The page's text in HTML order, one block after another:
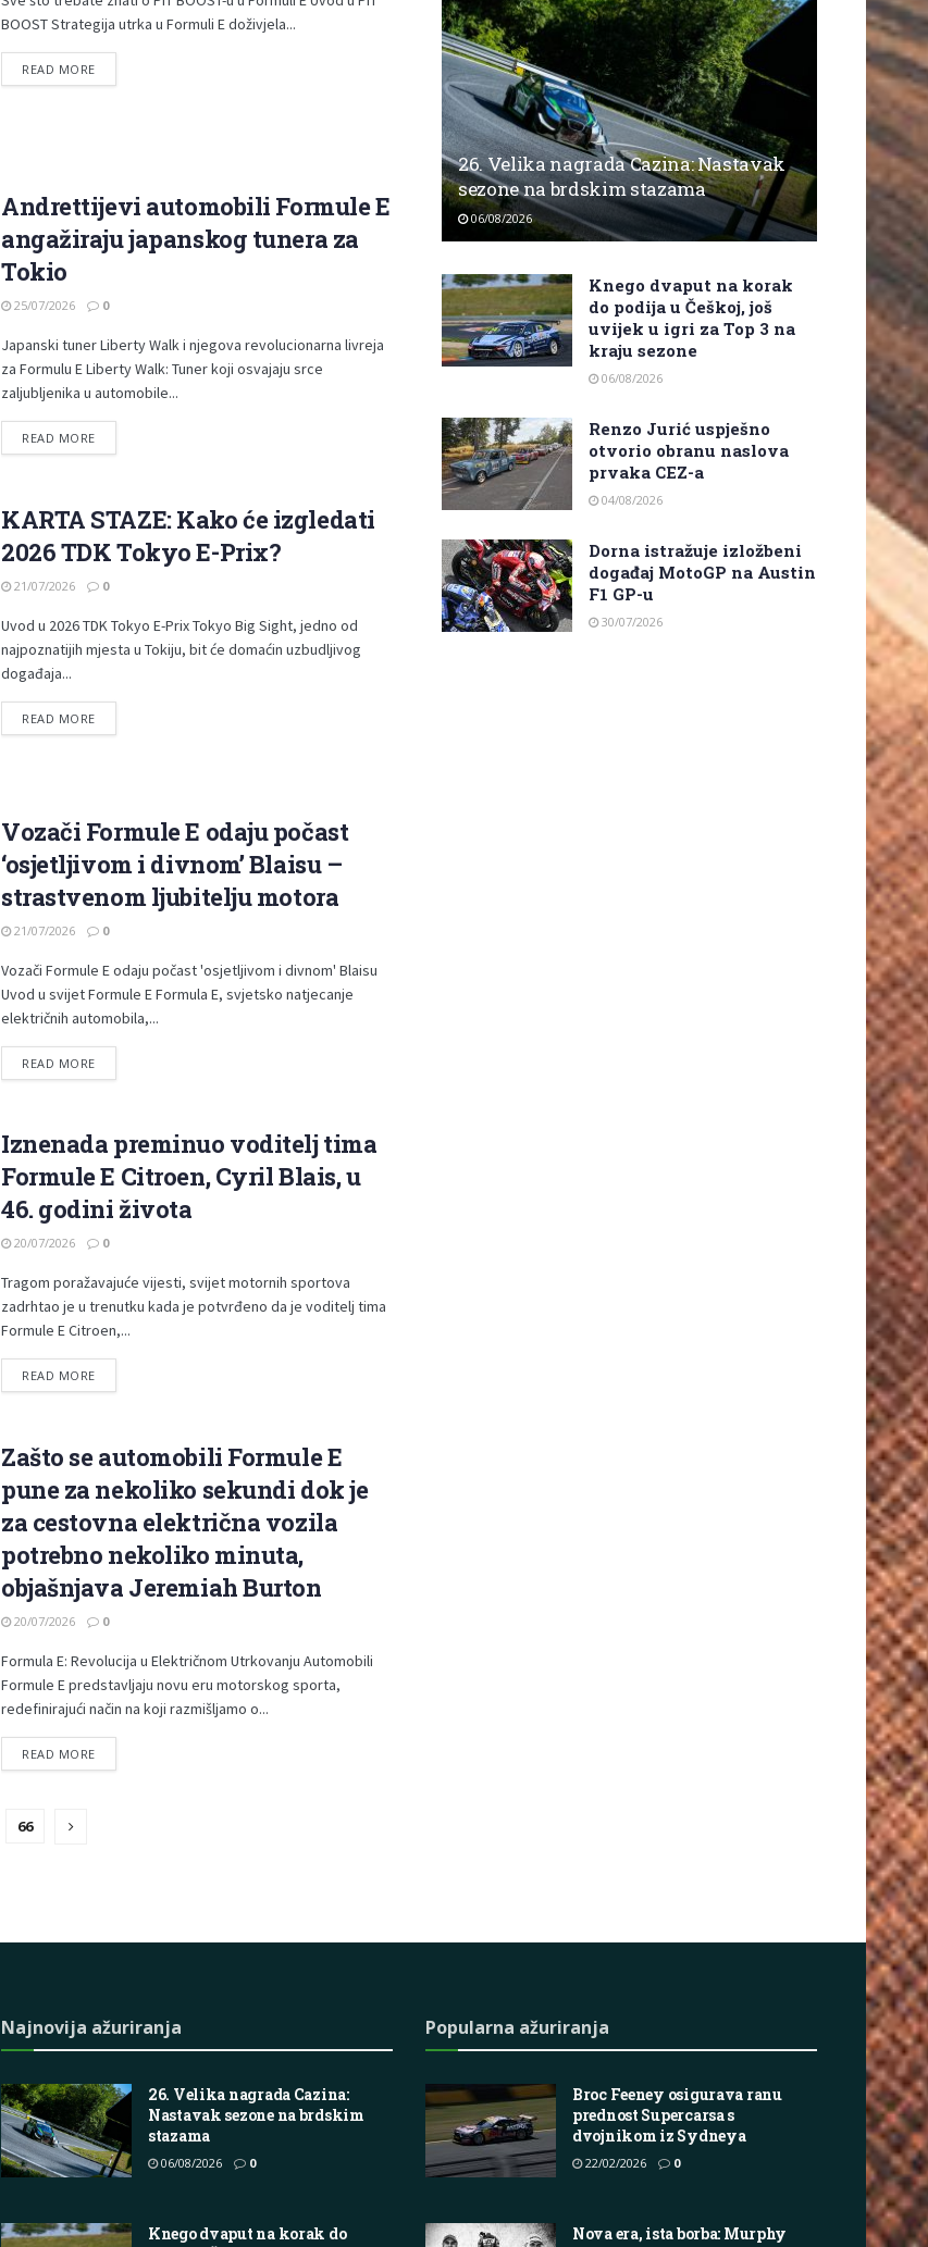
BOOST Strategija utrka u Formuli E doživjela...
READ MORE
Andrettijevi automobili Formule E
angažiraju japanskog tunera za
Tokio
25/07/2026 0
Japanski tuner Liberty Walk i njegova revolucionarna livreja
za Formulu E Liberty Walk: Tuner koji osvajaju srce
zaljubljenika u automobile...
READ MORE
KARTA STAZE: Kako će izgledati
2026 TDK Tokyo E-Prix?
21/07/2026 0
Uvod u 2026 TDK Tokyo E-Prix Tokyo Big Sight, jedno od
najpoznatijih mjesta u Tokiju, bit će domaćin uzbudljivog
događaja...
READ MORE
Vozači Formule E odaju počast
‘osjetljivom i divnom’ Blaisu –
strastvenom ljubitelju motora
21/07/2026 0
Vozači Formule E odaju počast 'osjetljivom i divnom' Blaisu
Uvod u svijet Formule E Formula E, svjetsko natjecanje
električnih automobila,...
READ MORE
Iznenada preminuo voditelj tima
Formule E Citroen, Cyril Blais, u
46. godini života
20/07/2026 0
Tragom poražavajuće vijesti, svijet motornih sportova
zadrhtao je u trenutku kada je potvrđeno da je voditelj tima
Formule E Citroen,...
READ MORE
Zašto se automobili Formule E
pune za nekoliko sekundi dok je
za cestovna električna vozila
potrebno nekoliko minuta,
objašnjava Jeremiah Burton
20/07/2026 0
Formula E: Revolucija u Električnom Utrkovanju Automobili
Formule E predstavljaju novu eru motorskog sporta,
redefinirajući način na koji razmišljamo o...
READ MORE
66
26. Velika nagrada Cazina: Nastavak
sezone na brdskim stazama
06/08/2026
Knego dvaput na korak
do podija u Češkoj, još
uvijek u igri za Top 3 na
kraju sezone
06/08/2026
Renzo Jurić uspješno
otvorio obranu naslova
prvaka CEZ-a
04/08/2026
Dorna istražuje izložbeni
događaj MotoGP na Austin
F1 GP-u
30/07/2026
Najnovija ažuriranja
26. Velika nagrada Cazina:
Nastavak sezone na brdskim
stazama
06/08/2026 0
Knego dvaput na korak do
Popularna ažuriranja
Broc Feeney osigurava ranu
prednost Supercarsa s
dvojnikom iz Sydneya
22/02/2026 0
Nova era, ista borba: Murphy